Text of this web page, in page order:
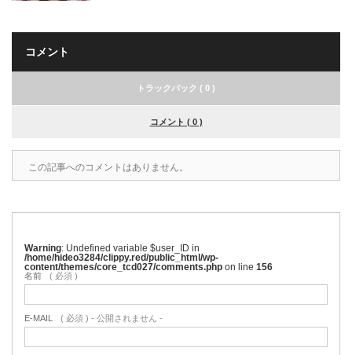
コメント
トラックバック ( 0 )
コメント ( 0 )
この記事へのコメントはありません。
Warning : Undefined variable $user_ID in
/home/hideo3284/clippy.red/public_html/wp-
content/themes/core_tcd027/comments.php on line 156
名前 ( 必須 )
E-MAIL ( 必須 ) - 公開されません -